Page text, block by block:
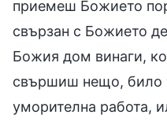
приемеш Божието
свързан с Божието
Божия дом винаги,
свършиш нещо, било
уморителна работа,